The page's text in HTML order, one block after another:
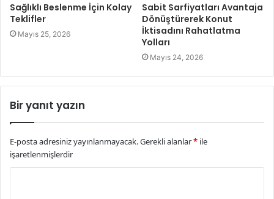
Sağlıklı Beslenme İçin Kolay
Teklifler
Mayıs 25, 2026
Sabit Sarfiyatları Avantaja
Dönüştürerek Konut
İktisadını Rahatlatma
Yolları
Mayıs 24, 2026
Bir yanıt yazın
E-posta adresiniz yayınlanmayacak.Gerekli alanlar* ile
işaretlenmişlerdir